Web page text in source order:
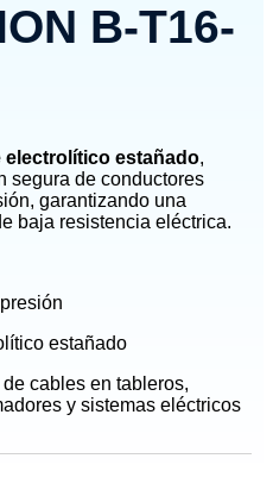
B-T16-
electrolítico estañado,
segura de conductores
garantizando una
baja resistencia eléctrica.
estañado
cables en tableros,
y sistemas eléctricos